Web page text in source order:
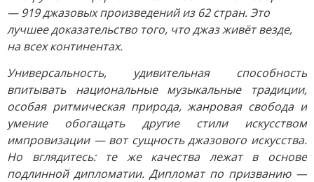
— 919 джазовых произведений из 62 стран. Это
лучшее доказательство того, что джаз живёт везде,
на всех континентах.
Универсальность, удивительная способность
впитывать национальные музыкальные традиции,
особая ритмическая природа, жанровая свобода и
умение обогащать другие стили искусством
импровизации — вот сущность джазового искусства.
Но вглядитесь: те же качества лежат в основе
подлинной дипломатии. Дипломат по призванию —